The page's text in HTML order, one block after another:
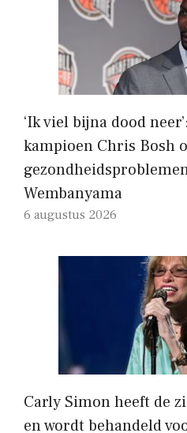
‘Ik viel bijna dood
kampioen Chris Bosh
Wembanyama
6 augustus 2026
Carly Simon heeft de
en wordt behandeld